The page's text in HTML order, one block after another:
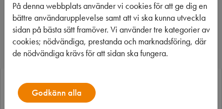
Start Våra fastigheter Kalmar Hattmakaren 3
Hattmakaren 3
På denna webbplats använder vi cookies för att ge dig en
bättre användarupplevelse samt att vi ska kunna utveckla
sidan på bästa sätt framöver. Vi använder tre kategorier av
cookies; nödvändiga, prestanda och marknadsföring, där
de nödvändiga krävs för att sidan ska fungera.
Godkänn alla